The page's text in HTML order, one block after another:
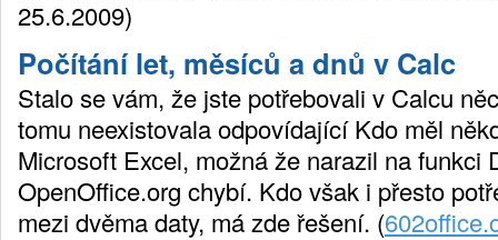
25.6.2009)
Počítání let, měsíců a dnů v Calc
Stalo se vám, že jste potřebovali v Calcu
tomu neexistovala odpovídající Kdo měl
Microsoft Excel, možná že narazil na funkci
OpenOffice.org chybí. Kdo však i přesto
mezi dvěma daty, má zde řešení. (